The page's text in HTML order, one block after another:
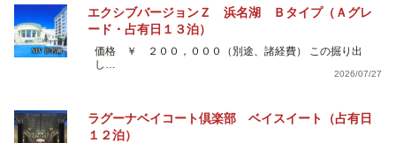
エクシブバージョンＺ 浜名湖 Ｂタイプ（Ａグレ
ード・占有日１３泊）
価格 ￥ ２００，０００（別途、諸経費） この掘り出
し…
2026/07/27
ラグーナベイコート倶楽部 ベイスイート（占有日
１２泊）